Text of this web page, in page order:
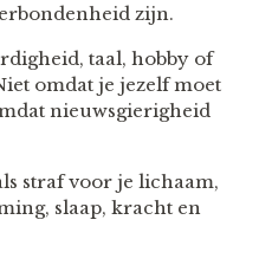
zijn.
taal, hobby of
omdat je jezelf moet
nieuwsgierigheid
straf voor je lichaam,
slaap, kracht en